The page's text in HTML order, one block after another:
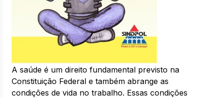
A saúde é um direito fundamental previsto na
Constituição Federal e também abrange as
condições de vida no trabalho. Essas condições